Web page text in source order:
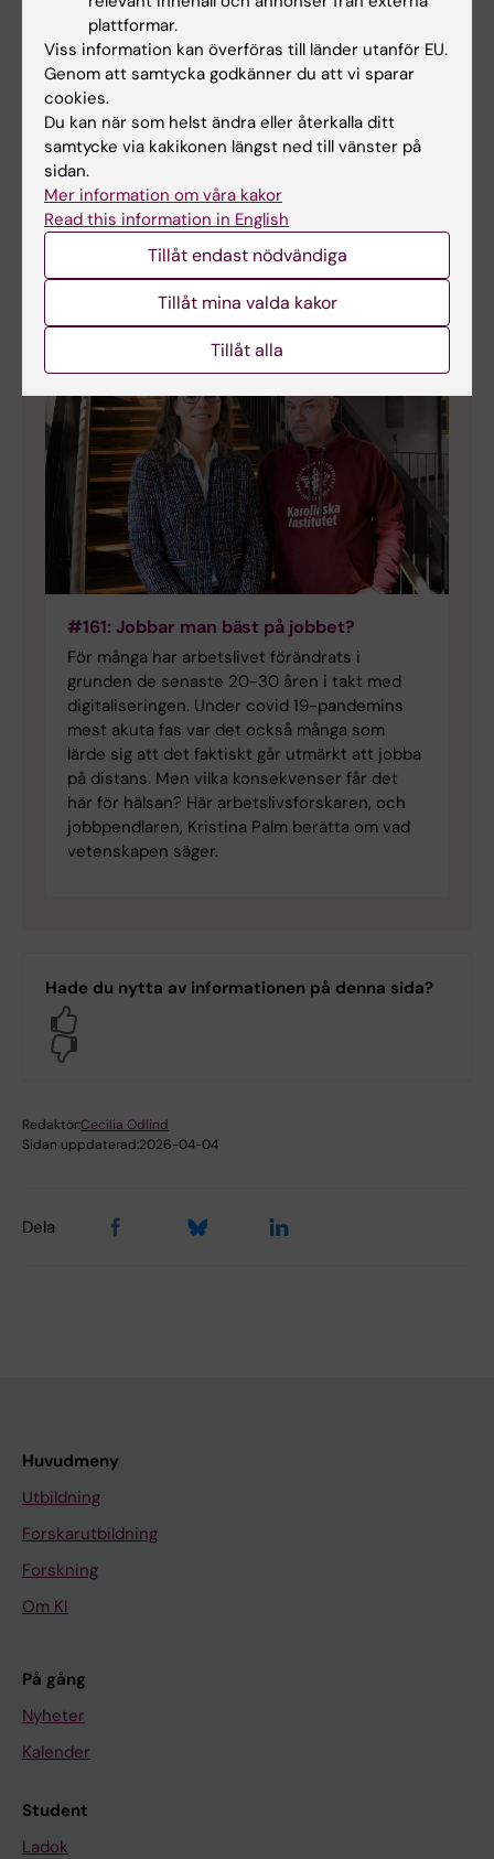
#36: Vem får utmattningssyndrom?
Professor emerita Marie Åsberg satte
utmattningssyndrom på kartan på 90-talet. I
nya avsnittet av KI:s podcast Medicinvetarna
berättar hon hur man undviker att gå in i
#161: Jobbar man bäst på jobbet?
För många har arbetslivet förändrats i
grunden de senaste 20-30 åren i takt med
digitaliseringen. Under covid 19-pandemins
mest akuta fas var det också många som
lärde sig att det faktiskt går utmärkt att jobba
på distans. Men vilka konsekvenser får det
här för hälsan? Här arbetslivsforskaren, och
jobbpendlaren, Kristina Palm berätta om vad
vetenskapen säger.
Hade du nytta av informationen på denna sida?
Redaktör:Cecilia Odlind
Sidan uppdaterad:2026-04-04
Dela
Huvudmeny
Utbildning
Forskarutbildning
Forskning
Om KI
På gång
Nyheter
Kalender
Student
Ladok
plattformar.
Viss information kan överföras till länder utanför EU.
Genom att samtycka godkänner du att vi sparar
cookies.
Du kan när som helst ändra eller återkalla ditt
samtycke via kakikonen längst ned till vänster på
sidan.
Mer information om våra kakor
Read this information in English
Tillåt endast nödvändiga
Tillåt mina valda kakor
Tillåt alla